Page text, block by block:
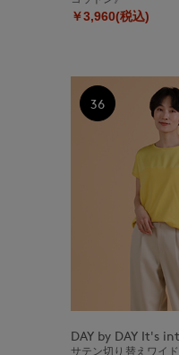
￥3,960(税込)
DAY by DAY It's
サテン切り替えワイ
36